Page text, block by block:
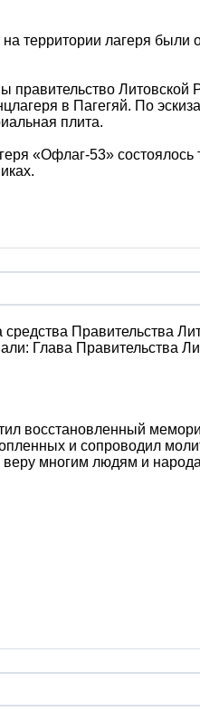
на территории лагеря были
правительство Литовской
в Пагегяй. По
плита.
«Офлаг-53» состоялось
Правительства
Глава Правительства
восстановленный
и сопроводил
веру многим людям и